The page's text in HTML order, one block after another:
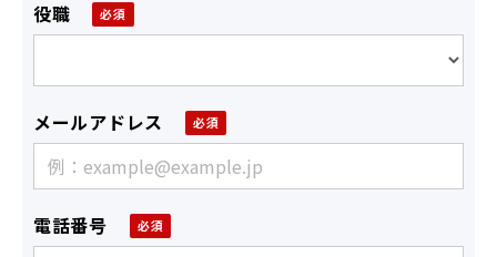
役職
メールアドレス
電話番号